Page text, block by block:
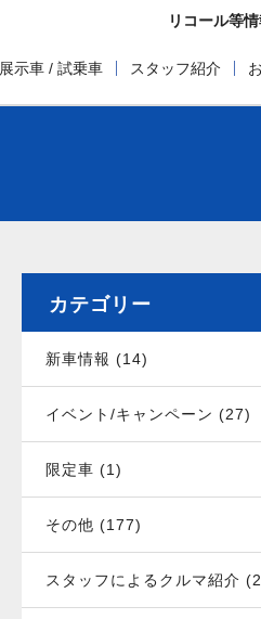
展示車 / 試乗車 スタッフ紹介
リコール等
カテゴリー
新車情報 (14)
イベント/キャンペーン (27)
限定車 (1)
その他 (177)
スタッフによるクルマ紹介